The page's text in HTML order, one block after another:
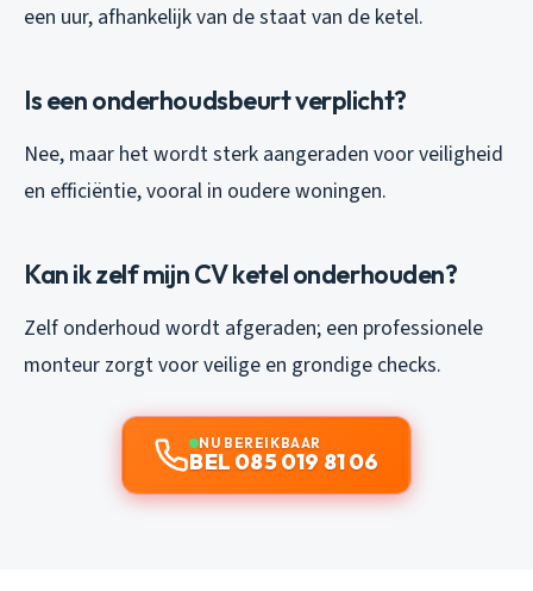
een uur, afhankelijk van de staat van de ketel.
Is een onderhoudsbeurt verplicht?
Nee, maar het wordt sterk aangeraden voor veiligheid
en efficiëntie, vooral in oudere woningen.
Kan ik zelf mijn CV ketel onderhouden?
Zelf onderhoud wordt afgeraden; een professionele
monteur zorgt voor veilige en grondige checks.
NU BEREIKBAAR
BEL 085 019 81 06